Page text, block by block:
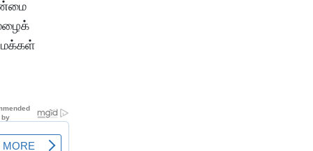
மக்கள்